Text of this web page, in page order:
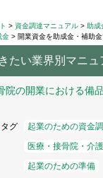
資金調達マニュアル 助成
金
開業資金を助成金・補助
たい業界別マニュ
院の開業における備
タグ
起業のための資金
医療・接骨院・介
起業のための準備